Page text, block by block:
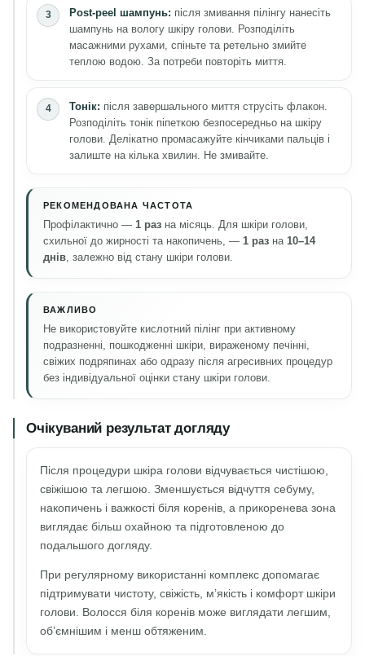
Post-peel шампунь: після змивання пілінгу нанесіть
шампунь на вологу шкіру голови. Розподіліть
масажними рухами, спіньте та ретельно змийте
теплою водою. За потреби повторіть миття.
Тонік: після завершального миття струсіть флакон.
Розподіліть тонік піпеткою безпосередньо на шкіру
голови. Делікатно промасажуйте кінчиками пальців і
залиште на кілька хвилин. Не змивайте.
РЕКОМЕНДОВАНА ЧАСТОТА
Профілактично — 1 раз на місяць. Для шкіри голови,
схильної до жирності та накопичень, — 1 раз на 10–14
днів , залежно від стану шкіри голови.
ВАЖЛИВО
Не використовуйте кислотний пілінг при активному
подразненні, пошкодженні шкіри, вираженому печінні,
свіжих подряпинах або одразу після агресивних процедур
без індивідуальної оцінки стану шкіри голови.
Очікуваний результат догляду
Після процедури шкіра голови відчувається чистішою,
свіжішою та легшою. Зменшується відчуття себуму,
накопичень і важкості біля коренів, а прикоренева зона
виглядає більш охайною та підготовленою до
подальшого догляду.
При регулярному використанні комплекс допомагає
підтримувати чистоту, свіжість, м’якість і комфорт шкіри
голови. Волосся біля коренів може виглядати легшим,
об’ємнішим і менш обтяженим.